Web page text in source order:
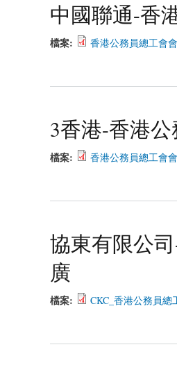
中國聯通-香
檔案: 香港公務員總工會
3香港-香港
檔案: 香港公務員總工會
協東有限公
廣
檔案: CKC_香港公務員總